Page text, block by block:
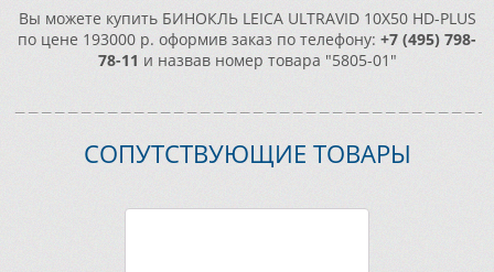
Вы можете купить БИНОКЛЬ LEICA ULTRAVID 10X50 HD-PLUS
по цене 193000 р. оформив заказ по телефону: +7 (495) 798-
78-11 и назвав номер товара "5805-01"
СОПУТСТВУЮЩИЕ ТОВАРЫ